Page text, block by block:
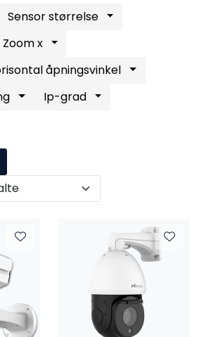
Sensor størrelse
Zoom x
åpningsvinkel
Ip-grad